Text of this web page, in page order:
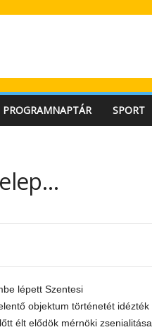
PROGRAMNAPTÁR SPORT
lépett Szentesi
objektum történetét idézték
élt elődök mérnöki zsenialitása